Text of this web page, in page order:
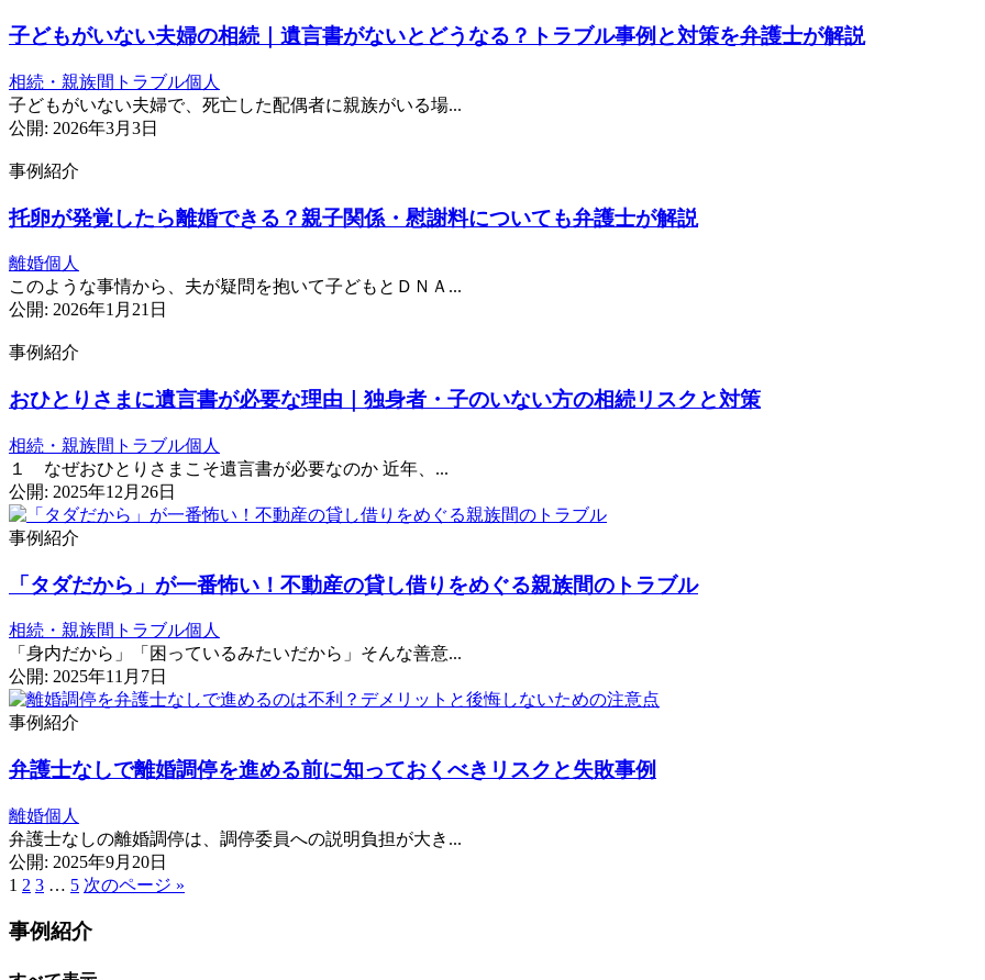
子どもがいない夫婦の相続｜遺言書がないとどうなる？トラブル事例と対策を弁護士が解説
相続・親族間トラブル個人
子どもがいない夫婦で、死亡した配偶者に親族がいる場...
公開: 2026年3月3日
事例紹介
托卵が発覚したら離婚できる？親子関係・慰謝料についても弁護士が解説
離婚個人
このような事情から、夫が疑問を抱いて子どもとＤＮＡ...
公開: 2026年1月21日
事例紹介
おひとりさまに遺言書が必要な理由｜独身者・子のいない方の相続リスクと対策
相続・親族間トラブル個人
１ なぜおひとりさまこそ遺言書が必要なのか 近年、...
公開: 2025年12月26日
事例紹介
「タダだから」が一番怖い！不動産の貸し借りをめぐる親族間のトラブル
相続・親族間トラブル個人
「身内だから」「困っているみたいだから」そんな善意...
公開: 2025年11月7日
事例紹介
弁護士なしで離婚調停を進める前に知っておくべきリスクと失敗事例
離婚個人
弁護士なしの離婚調停は、調停委員への説明負担が大き...
公開: 2025年9月20日
投
稿
1 2 3 … 5 次のページ »
事例紹介